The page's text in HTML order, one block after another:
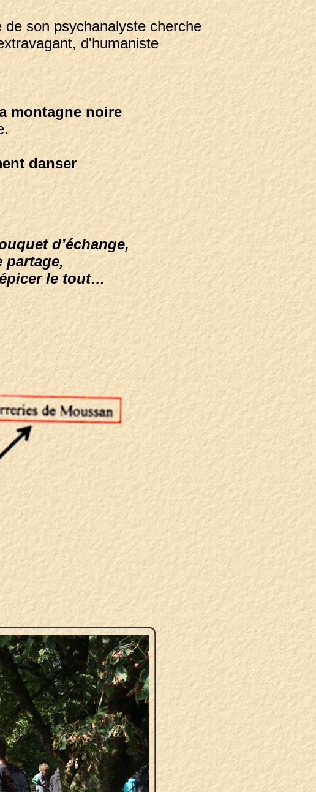
de son psychanalyste cherche
d'humaniste
montagne noire
danser
d’échange,
partage,
le tout…